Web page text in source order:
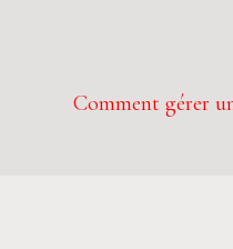
Comment gérer